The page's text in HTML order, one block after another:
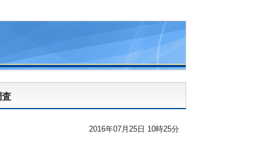
2016年07月25日 10時25分